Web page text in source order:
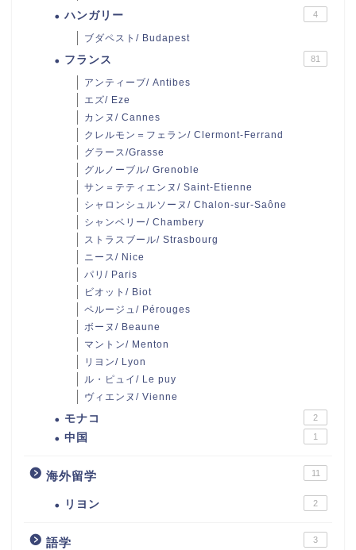
ハンガリー 4
ブダペスト/ Budapest
フランス 81
アンティーブ/ Antibes
エズ/ Eze
カンヌ/ Cannes
クレルモン＝フェラン/ Clermont-Ferrand
グラース/Grasse
グルノーブル/ Grenoble
サン＝テティエンヌ/ Saint-Etienne
シャロンシュルソーヌ/ Chalon-sur-Saône
シャンベリー/ Chambery
ストラスブール/ Strasbourg
ニース/ Nice
パリ/ Paris
ビオット/ Biot
ペルージュ/ Pérouges
ボーヌ/ Beaune
マントン/ Menton
リヨン/ Lyon
ル・ピュイ/ Le puy
ヴィエンヌ/ Vienne
モナコ 2
中国 1
海外留学 11
リヨン 2
語学 3